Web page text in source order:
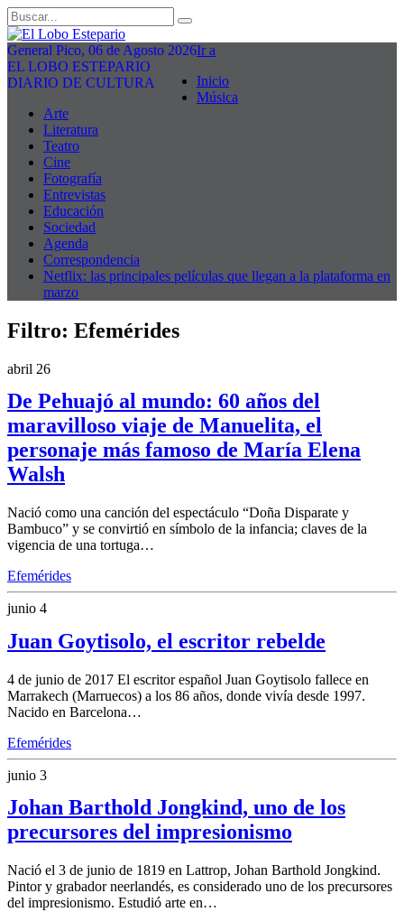
General Pico, 06 de Agosto 2026
EL LOBO ESTEPARIO
DIARIO DE CULTURA
Ir a
Inicio
Música
Arte
Literatura
Teatro
Cine
Fotografía
Entrevistas
Educación
Sociedad
Agenda
Correspondencia
Netflix: las principales películas que llegan a la plataforma en
marzo
Filtro: Efemérides
abril 26
De Pehuajó al mundo: 60 años del
maravilloso viaje de Manuelita, el
personaje más famoso de María Elena
Walsh
Nació como una canción del espectáculo “Doña Disparate y
Bambuco” y se convirtió en símbolo de la infancia; claves de la
vigencia de una tortuga…
Efemérides
junio 4
Juan Goytisolo, el escritor rebelde
4 de junio de 2017 El escritor español Juan Goytisolo fallece en
Marrakech (Marruecos) a los 86 años, donde vivía desde 1997.
Nacido en Barcelona…
Efemérides
junio 3
Johan Barthold Jongkind, uno de los
precursores del impresionismo
Nació el 3 de junio de 1819 en Lattrop, Johan Barthold Jongkind.
Pintor y grabador neerlandés, es considerado uno de los precursores
del impresionismo. Estudió arte en…